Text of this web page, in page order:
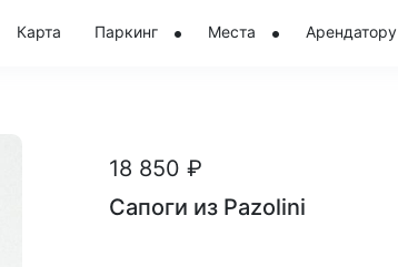
Карта Паркинг Места Арендатору
18 850 ₽
Сапоги из Pazolini